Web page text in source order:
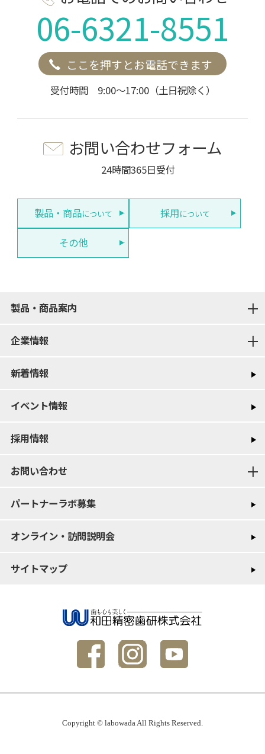
06-6321-8551
ここを押すとお電話できます
受付時間 9:00～17:00（土日祝除く）
お問い合わせフォーム
24時間365日受付
製品・商品について 採用について
その他
製品・商品案内
企業情報
新着情報
イベント情報
採用情報
お問い合わせ
パートナーラボ募集
オンライン・訪問説明会
サイトマップ
Copyright © labowada All Rights Reserved.